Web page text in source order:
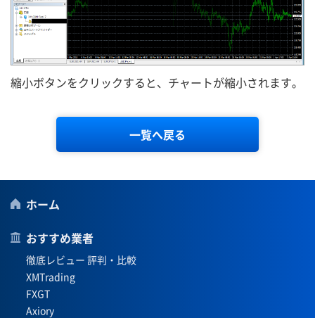
縮小ボタンをクリックすると、チャートが縮小されます。
一覧へ戻る
ホーム
おすすめ業者
徹底レビュー 評判・比較
XMTrading
FXGT
Axiory